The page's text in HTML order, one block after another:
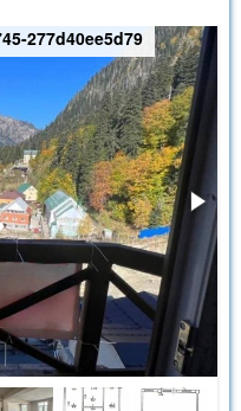
277d40ee5d79